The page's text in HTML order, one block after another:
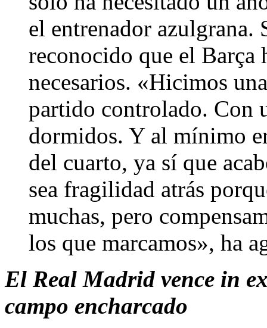
el entrenador
reconocido que el Barça
necesarios. «Hicimos
partido controlado. Con
dormidos. Y al mínimo
del cuarto, ya sí que
sea fragilidad atrás
muchas, pero
los que marcamos», ha
El Real Madrid vence in
campo encharcado